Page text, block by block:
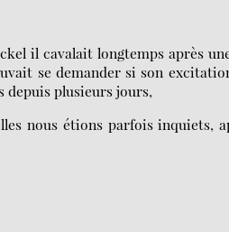
il cavalait longtemps après
se demander si son
depuis plusieurs jours,
nous étions parfois inquiets,